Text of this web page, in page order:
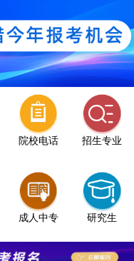
院校电话 招生专业
成人中专 研究生